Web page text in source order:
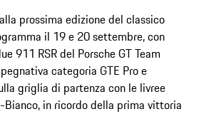
prossima edizione del classico
il 19 e 20 settembre, con
911 RSR del Porsche GT Team
categoria GTE Pro e
griglia di partenza con le livree
Bianco, in ricordo della prima vittoria